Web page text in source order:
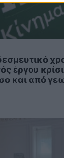
έργου
και από